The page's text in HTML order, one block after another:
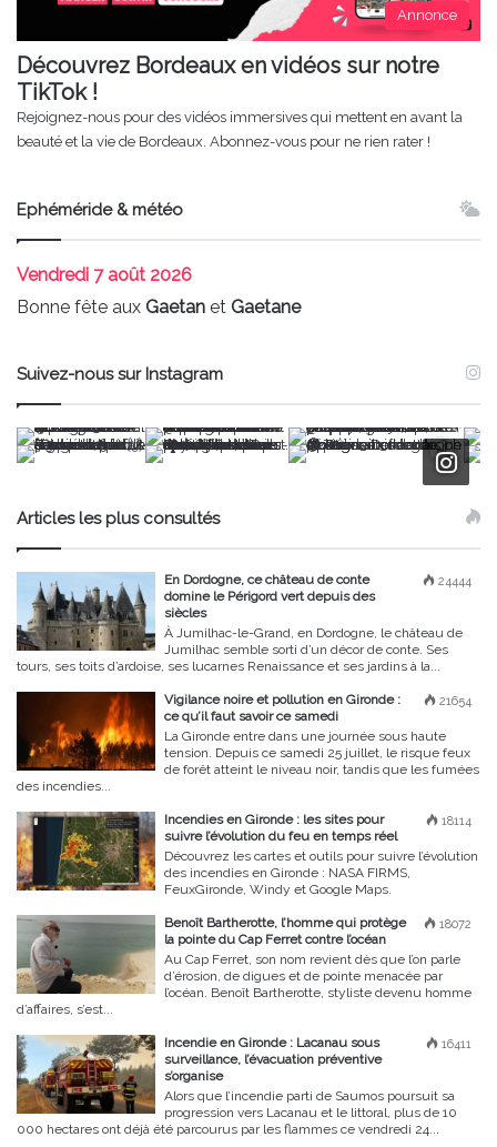
Annonce
Découvrez Bordeaux en vidéos sur notre
TikTok !
Rejoignez-nous pour des vidéos immersives qui mettent en avant la
beauté et la vie de Bordeaux. Abonnez-vous pour ne rien rater !
Ephéméride & météo
Vendredi 7 août 2026
Bonne fête aux Gaetan et Gaetane
Suivez-nous sur Instagram
Articles les plus consultés
24444
En Dordogne, ce château de conte
domine le Périgord vert depuis des
siècles
À Jumilhac-le-Grand, en Dordogne, le château de
Jumilhac semble sorti d’un décor de conte. Ses
tours, ses toits d’ardoise, ses lucarnes Renaissance et ses jardins à la...
21654
Vigilance noire et pollution en Gironde :
ce qu’il faut savoir ce samedi
La Gironde entre dans une journée sous haute
tension. Depuis ce samedi 25 juillet, le risque feux
de forêt atteint le niveau noir, tandis que les fumées
des incendies...
18114
Incendies en Gironde : les sites pour
suivre l’évolution du feu en temps réel
Découvrez les cartes et outils pour suivre l’évolution
des incendies en Gironde : NASA FIRMS,
FeuxGironde, Windy et Google Maps.
18072
Benoît Bartherotte, l’homme qui protège
la pointe du Cap Ferret contre l’océan
Au Cap Ferret, son nom revient dès que l’on parle
d’érosion, de digues et de pointe menacée par
l’océan. Benoît Bartherotte, styliste devenu homme
d’affaires, s’est...
16411
Incendie en Gironde : Lacanau sous
surveillance, l’évacuation préventive
s’organise
Alors que l’incendie parti de Saumos poursuit sa
progression vers Lacanau et le littoral, plus de 10
000 hectares ont déjà été parcourus par les flammes ce vendredi 24...